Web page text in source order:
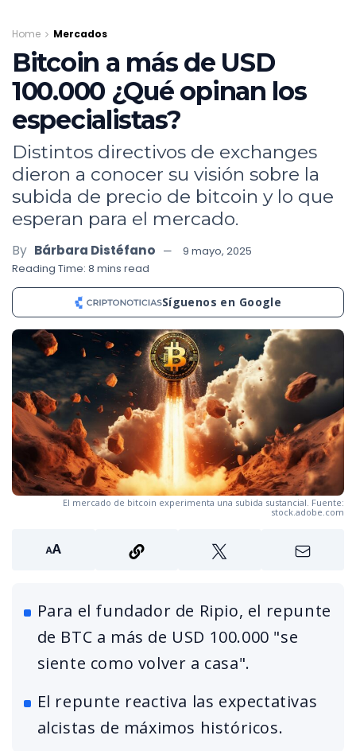
Home Mercados
Bitcoin a más de USD
100.000 ¿Qué opinan los
especialistas?
Distintos directivos de exchanges
dieron a conocer su visión sobre la
subida de precio de bitcoin y lo que
esperan para el mercado.
By Bárbara Distéfano
9 mayo, 2025
Reading Time: 8 mins read
Síguenos en Google
El mercado de bitcoin experimenta una subida sustancial. Fuente:
stock.adobe.com
Para el fundador de Ripio, el repunte
de BTC a más de USD 100.000 "se
siente como volver a casa".
El repunte reactiva las expectativas
alcistas de máximos históricos.